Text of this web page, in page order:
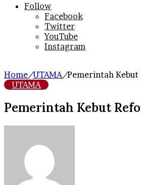
In
Follow
Facebook
Twitter
YouTube
Instagram
Home/UTAMA/Pemerintah Kebut
UTAMA
Pemerintah Kebut